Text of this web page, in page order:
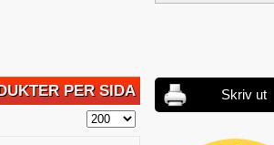
Skriv ut
PER SIDA